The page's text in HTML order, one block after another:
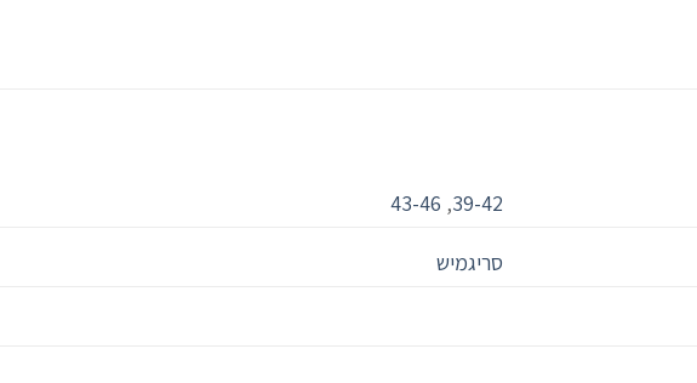
39-42
,
43-46
סריגמיש